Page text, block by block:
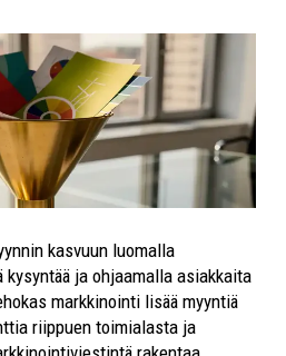
kasvuun luomalla
ja ohjaamalla asiakkaita
markkinointi lisää myyntiä
riippuen toimialasta ja